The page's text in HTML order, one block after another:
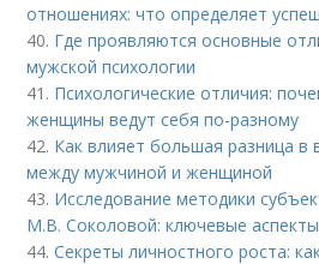
отношениях: что определяет
40. Где проявляются основные
мужской психологии
41. Психологические отличия:
женщины ведут себя по-разному
42. Как влияет большая разница в
между мужчиной и женщиной
43. Исследование методики
М.В. Соколовой: ключевые
44.Секреты личностного роста: